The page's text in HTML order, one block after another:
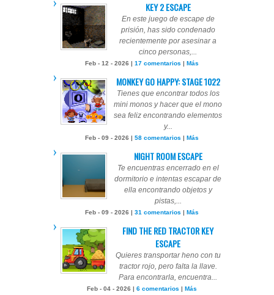
KEY 2 ESCAPE
En este juego de escape de
prisión, has sido condenado
recientemente por asesinar a
cinco personas,...
Feb - 12 - 2026 | 17 comentarios | Más
MONKEY GO HAPPY: STAGE 1022
Tienes que encontrar todos los
mini monos y hacer que el mono
sea feliz encontrando elementos
y...
Feb - 09 - 2026 | 58 comentarios | Más
NIGHT ROOM ESCAPE
Te encuentras encerrado en el
dormitorio e intentas escapar de
ella encontrando objetos y
pistas,...
Feb - 09 - 2026 | 31 comentarios | Más
FIND THE RED TRACTOR KEY
ESCAPE
Quieres transportar heno con tu
tractor rojo, pero falta la llave.
Para encontrarla, encuentra...
Feb - 04 - 2026 | 6 comentarios | Más